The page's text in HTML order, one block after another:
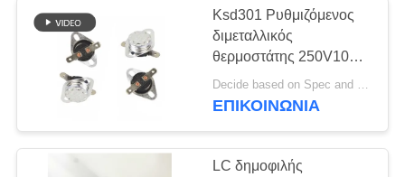
ΠΕΡΊΠΟΥ
ΕΜΕΊΣ
ΓΎΡΟΣ
ΕΡΓΟΣΤΑΣΊΩΝ
Ksd301 Ρυθμιζόμενος
διμεταλλικός
θερμοστάτης 250V10A
για καφετιέρα
Decide based on Spec and Qty. MOQ:1000pcs, υποστηρίξτε επίσης το πειραματικό τρέξιμο Qty.
ΕΠΙΚΟΙΝΩΝΊΑ
LC δημοφιλής